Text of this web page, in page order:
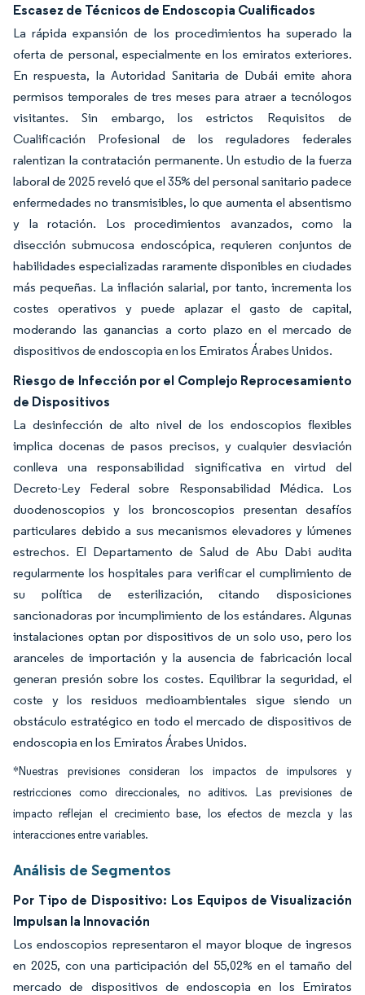
Escasez de Técnicos de Endoscopia Cualificados
La rápida expansión de los procedimientos ha superado la
oferta de personal, especialmente en los emiratos exteriores.
En respuesta, la Autoridad Sanitaria de Dubái emite ahora
permisos temporales de tres meses para atraer a tecnólogos
visitantes. Sin embargo, los estrictos Requisitos de
Cualificación Profesional de los reguladores federales
ralentizan la contratación permanente. Un estudio de la fuerza
laboral de 2025 reveló que el 35% del personal sanitario padece
enfermedades no transmisibles, lo que aumenta el absentismo
y la rotación. Los procedimientos avanzados, como la
disección submucosa endoscópica, requieren conjuntos de
habilidades especializadas raramente disponibles en ciudades
más pequeñas. La inflación salarial, por tanto, incrementa los
costes operativos y puede aplazar el gasto de capital,
moderando las ganancias a corto plazo en el mercado de
dispositivos de endoscopia en los Emiratos Árabes Unidos.
Riesgo de Infección por el Complejo Reprocesamiento
de Dispositivos
La desinfección de alto nivel de los endoscopios flexibles
implica docenas de pasos precisos, y cualquier desviación
conlleva una responsabilidad significativa en virtud del
Decreto-Ley Federal sobre Responsabilidad Médica. Los
duodenoscopios y los broncoscopios presentan desafíos
particulares debido a sus mecanismos elevadores y lúmenes
estrechos. El Departamento de Salud de Abu Dabi audita
regularmente los hospitales para verificar el cumplimiento de
su política de esterilización, citando disposiciones
sancionadoras por incumplimiento de los estándares. Algunas
instalaciones optan por dispositivos de un solo uso, pero los
aranceles de importación y la ausencia de fabricación local
generan presión sobre los costes. Equilibrar la seguridad, el
coste y los residuos medioambientales sigue siendo un
obstáculo estratégico en todo el mercado de dispositivos de
endoscopia en los Emiratos Árabes Unidos.
*Nuestras previsiones consideran los impactos de impulsores y
restricciones como direccionales, no aditivos. Las previsiones de
impacto reflejan el crecimiento base, los efectos de mezcla y las
interacciones entre variables.
Análisis de Segmentos
Por Tipo de Dispositivo: Los Equipos de Visualización
Impulsan la Innovación
Los endoscopios representaron el mayor bloque de ingresos
en 2025, con una participación del 55,02% en el tamaño del
mercado de dispositivos de endoscopia en los Emiratos